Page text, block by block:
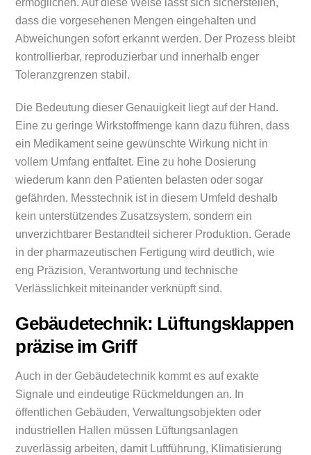
ermöglichen. Auf diese Weise lässt sich sicherstellen,
dass die vorgesehenen Mengen eingehalten und
Abweichungen sofort erkannt werden. Der Prozess bleibt
kontrollierbar, reproduzierbar und innerhalb enger
Toleranzgrenzen stabil.
Die Bedeutung dieser Genauigkeit liegt auf der Hand.
Eine zu geringe Wirkstoffmenge kann dazu führen, dass
ein Medikament seine gewünschte Wirkung nicht in
vollem Umfang entfaltet. Eine zu hohe Dosierung
wiederum kann den Patienten belasten oder sogar
gefährden. Messtechnik ist in diesem Umfeld deshalb
kein unterstützendes Zusatzsystem, sondern ein
unverzichtbarer Bestandteil sicherer Produktion. Gerade
in der pharmazeutischen Fertigung wird deutlich, wie
eng Präzision, Verantwortung und technische
Verlässlichkeit miteinander verknüpft sind.
Gebäudetechnik: Lüftungsklappen
präzise im Griff
Auch in der Gebäudetechnik kommt es auf exakte
Signale und eindeutige Rückmeldungen an. In
öffentlichen Gebäuden, Verwaltungsobjekten oder
industriellen Hallen müssen Lüftungsanlagen
zuverlässig arbeiten, damit Luftführung, Klimatisierung